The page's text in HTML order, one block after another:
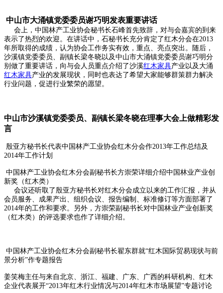
中山市大涌镇党委委员谢巧明发表重要讲话
会上，中国林产工业协会秘书长石峰首先致辞，对与会嘉宾的到来
表示了热烈的欢迎。在讲话中，石秘书长充分肯定了红木分会在2013
年所取得的成绩，认为协会工作务实有效，重点、亮点突出。随后，
沙溪镇党委委员、副镇长梁冬晓以及中山市大涌镇党委委员谢巧明分
别做了重要讲话，向与会人员重点介绍了沙溪红木家具产业以及大涌
红木家具产业的发展现状，同时也表达了希望大家能够群策群力解决
行业问题，促进行业繁荣的愿望。
中山市沙溪镇党委委员、副镇长梁冬晓在理事大会上做精彩发
言
殷亚方秘书长代表中国林产工业协会红木分会作2013年工作总结及
2014年工作计划
中国林产工业协会红木分会副秘书长方崇荣详细介绍中国林业产业创
新奖（红木类）
会议还听取了殷亚方秘书长对红木分会成立以来的工作汇报，并从
会员服务、成果产出、组织会议、报告编制、标准修订等方面部署了
2014年的工作和要求。另外，方崇荣副秘书长对中国林业产业创新奖
（红木类）的评选要求也作了详细介绍。
中国林产工业协会红木分会副秘书长翟东群就“红木国际贸易现状与前
景分析”作专题报告
姜笑梅主任与来自北京、浙江、福建、广东、广西的科研机构、红木
企业代表展开“2013年红木行业情况与2014年红木市场展望”专题讨论